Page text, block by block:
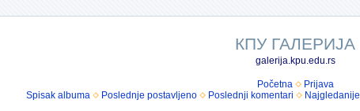
КПУ ГАЛЕРИЈА
galerija.kpu.edu.rs
Početna
Prijava
Spisak albuma
Poslednje postavljeno Poslednji komentari Najgledanije